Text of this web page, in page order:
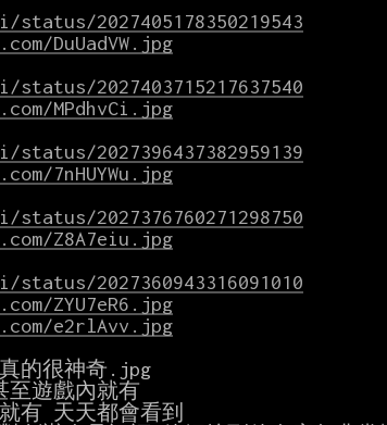
2027405178350219543
DuUadVW.jpg
2027403715217637540
MPdhvCi.jpg
2027396437382959139
7nHUYWu.jpg
2027376760271298750
Z8A7eiu.jpg
2027360943316091010
ZYU7eR6.jpg
e2rlAvv.jpg
的很神奇.jpg
至遊戲內就有
有 天天都會看到